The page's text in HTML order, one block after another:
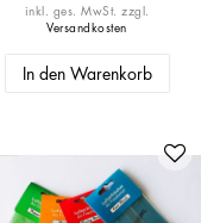
inkl. ges. MwSt. zzgl.
Versandkosten
In den Warenkorb